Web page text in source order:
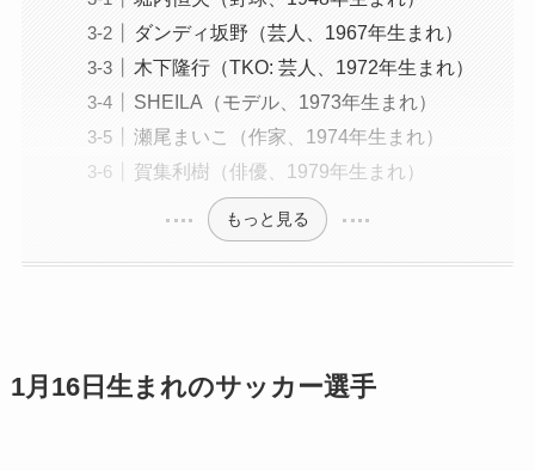
ダンディ坂野（芸人、1967年生まれ）
木下隆行（TKO: 芸人、1972年生まれ）
SHEILA（モデル、1973年生まれ）
瀬尾まいこ（作家、1974年生まれ）
賀集利樹（俳優、1979年生まれ）
もっと見る
1月16日生まれのサッカー選手